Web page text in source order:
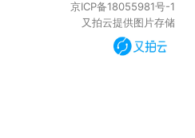
京ICP备18055981号-1
又拍云提供图片存储